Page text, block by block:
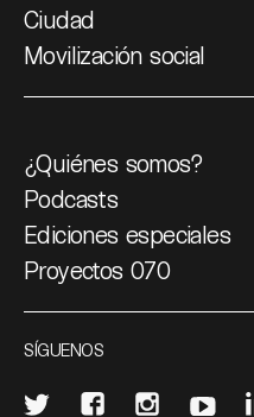
Ciudad
Movilización social
¿Quiénes somos?
Podcasts
Ediciones especiales
Proyectos 070
SÍGUENOS